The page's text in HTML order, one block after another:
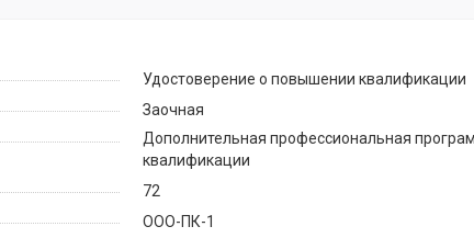
Удостоверение о повышении квалификации
Заочная
Дополнительная профессиональная
квалификации
72
ООО-ПК-1